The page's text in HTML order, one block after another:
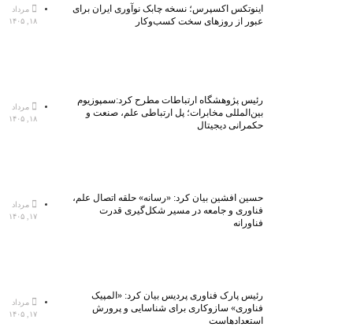
اینوتکس اکسپرس؛ نسخه چابک نوآوری ایران برای
عبور از روزهای سخت کسب‌وکار
مرداد
۱۸, ۱۴۰۵
رئیس پژوهشگاه ارتباطات مطرح کرد:سمپوزیوم
بین‌المللی مخابرات؛ پل ارتباطی علم، صنعت و
حکمرانی دیجیتال
مرداد
۱۸, ۱۴۰۵
حسین افشین بیان کرد: «رسانه» حلقه اتصال علم،
فناوری و جامعه در مسیر شکل‌گیری قدرت
فناورانه
مرداد
۱۷, ۱۴۰۵
رئیس پارک فناوری پردیس بیان کرد: «المپیک
فناوری» سازوکاری برای شناسایی و پرورش
استعدادهاست
مرداد
۱۷, ۱۴۰۵